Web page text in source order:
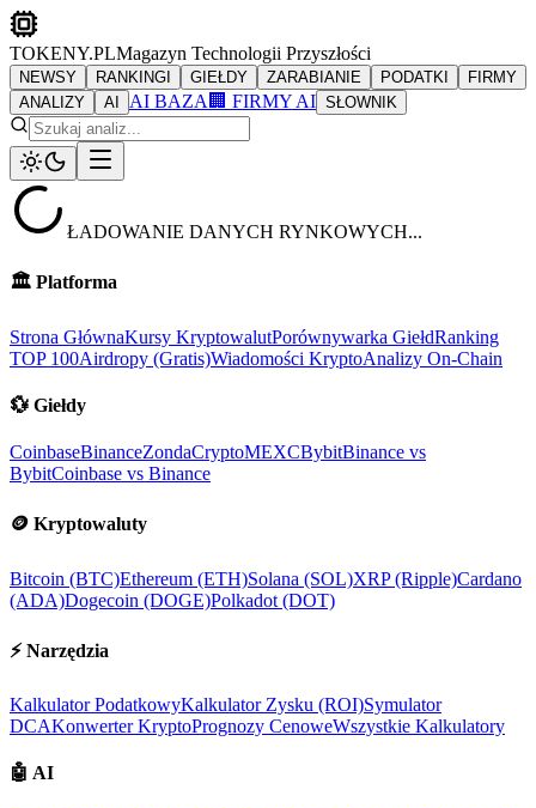
TOKENY.PLMagazyn Technologii Przyszłości
NEWSY RANKINGI GIEŁDY ZARABIANIE PODATKI
FIRMY
ANALIZY
AI AI BAZA 🏢 FIRMY AI SŁOWNIK
ŁADOWANIE DANYCH RYNKOWYCH...
🏛️ Platforma
Strona GłównaKursy KryptowalutPorównywarka GiełdRanking
TOP 100Airdropy (Gratis)Wiadomości KryptoAnalizy On-Chain
💱 Giełdy
CoinbaseBinanceZondaCryptoMEXCBybitBinance vs
BybitCoinbase vs Binance
🪙 Kryptowaluty
Bitcoin (BTC)Ethereum (ETH)Solana (SOL)XRP (Ripple)Cardano
(ADA)Dogecoin (DOGE)Polkadot (DOT)
⚡ Narzędzia
Kalkulator PodatkowyKalkulator Zysku (ROI)Symulator
DCAKonwerter KryptoPrognozy CenoweWszystkie Kalkulatory
🤖 AI